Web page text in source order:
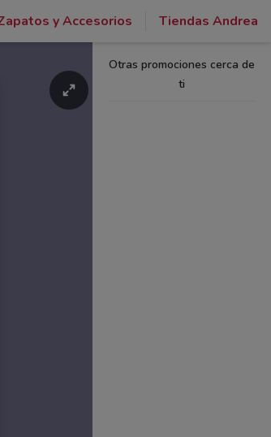
y Accesorios Tiendas Andrea
Otras promociones cerca de
ti